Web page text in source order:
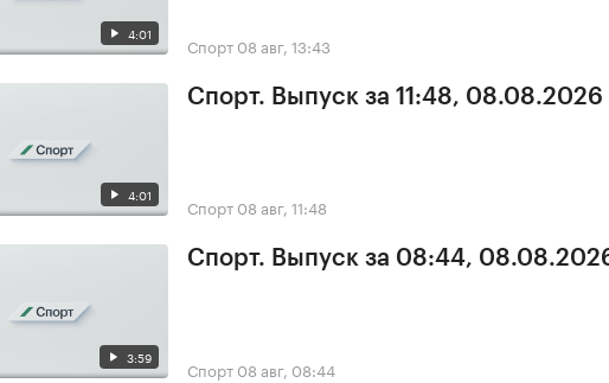
4:01 Спорт 08 авг, 13:43
4:01
Спорт. Выпуск за 11:48, 08.08.2026
Спорт 08 авг, 11:48
3:59
Спорт. Выпуск за 08:44,
Спорт 08 авг, 08:44